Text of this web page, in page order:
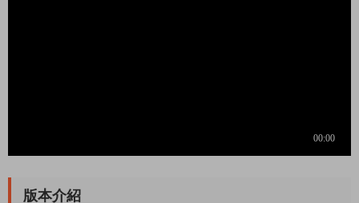
版本介紹